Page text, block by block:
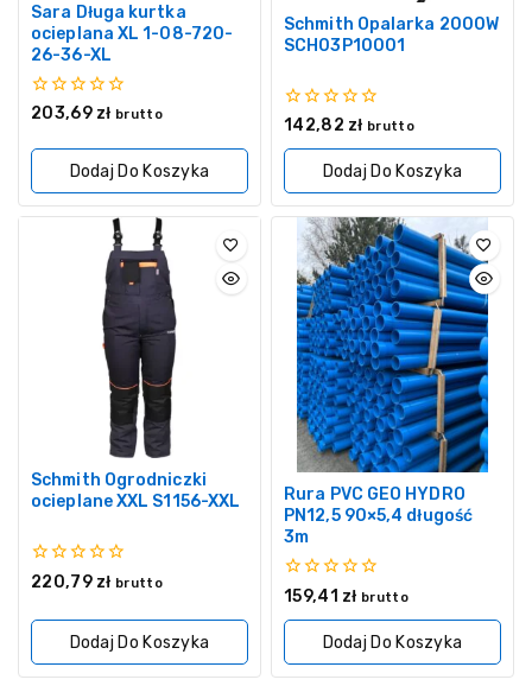
Sara Długa kurtka
ocieplana XL 1-08-720-
26-36-XL
0
5
203,69 zł brutto
Dodaj Do Koszyka
Schmith Opalarka 2000W
SCH03P10001
0
5
142,82 zł brutto
Dodaj Do Koszyka
Schmith Ogrodniczki
ocieplane XXL S1156-XXL
0
220,79 zł brutto
Dodaj Do Koszyka
Rura PVC GEO HYDRO
PN12,5 90×5,4 długość
3m
0
5
159,41 zł brutto
Dodaj Do Koszyka